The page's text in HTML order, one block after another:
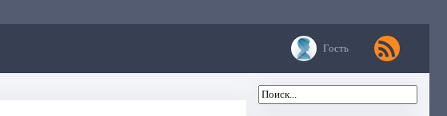
Гость